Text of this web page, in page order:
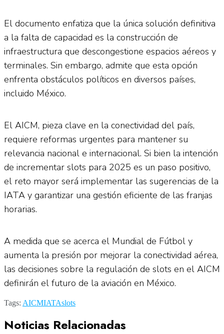
El documento enfatiza que la única solución definitiva
a la falta de capacidad es la construcción de
infraestructura que descongestione espacios aéreos y
terminales. Sin embargo, admite que esta opción
enfrenta obstáculos políticos en diversos países,
incluido México.
El AICM, pieza clave en la conectividad del país,
requiere reformas urgentes para mantener su
relevancia nacional e internacional. Si bien la intención
de incrementar slots para 2025 es un paso positivo,
el reto mayor será implementar las sugerencias de la
IATA y garantizar una gestión eficiente de las franjas
horarias.
A medida que se acerca el Mundial de Fútbol y
aumenta la presión por mejorar la conectividad aérea,
las decisiones sobre la regulación de slots en el AICM
definirán el futuro de la aviación en México.
Tags: AICMIATAslots
Noticias Relacionadas